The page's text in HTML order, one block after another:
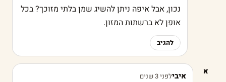
נכון, אבל איפה ניתן להשיג שמן בלתי מזוכך? בכל
אופן לא ברשתות המזון.
להגיב
א איבילפני 3 שנים